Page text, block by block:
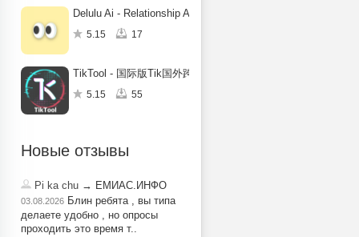
Delulu Ai - Relationship App
5.15 17
TikTool - 国际版Tik国外跨境电商工具
5.15 55
Новые отзывы
Pi ka chu → ЕМИАС.ИНФО
03.08.2026 Блин ребята , вы типа
делаете удобно , но опросы
проходить это время т..